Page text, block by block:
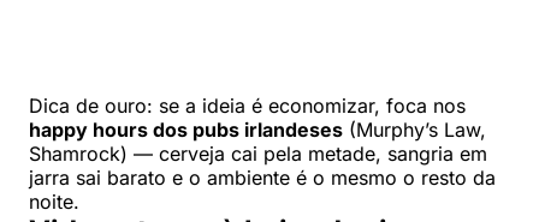
Dica de ouro: se a ideia é economizar, foca nos
happy hours dos pubs irlandeses (Murphy’s Law,
Shamrock) — cerveja cai pela metade, sangria em
jarra sai barato e o ambiente é o mesmo o resto da
noite.